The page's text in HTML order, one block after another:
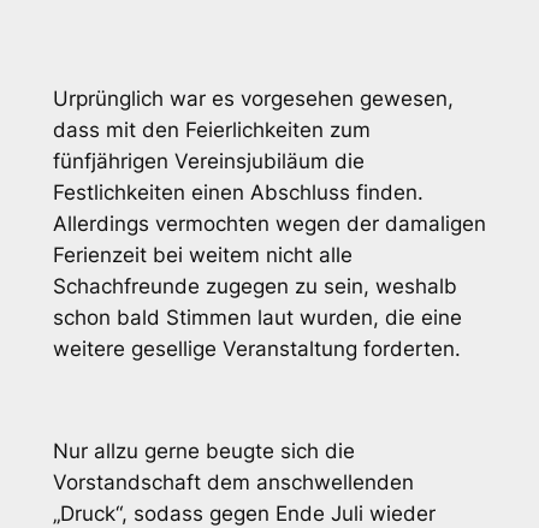
Urprünglich war es vorgesehen gewesen,
dass mit den Feierlichkeiten zum
fünfjährigen Vereinsjubiläum die
Festlichkeiten einen Abschluss finden.
Allerdings vermochten wegen der damaligen
Ferienzeit bei weitem nicht alle
Schachfreunde zugegen zu sein, weshalb
schon bald Stimmen laut wurden, die eine
weitere gesellige Veranstaltung forderten.
Nur allzu gerne beugte sich die
Vorstandschaft dem anschwellenden
„Druck“, sodass gegen Ende Juli wieder